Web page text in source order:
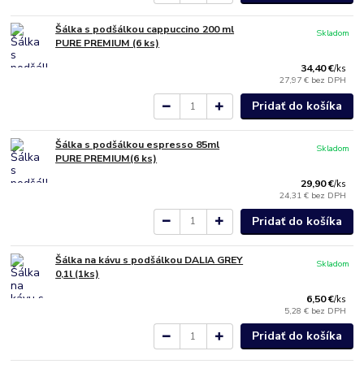
Šálka s podšálkou cappuccino 200 ml
PURE PREMIUM (6 ks)
34,40 €/ks
27,97 € bez DPH
Skladom
Pridať do košíka
Šálka s podšálkou espresso 85ml
PURE PREMIUM(6 ks)
29,90 €/ks
24,31 € bez DPH
Skladom
Pridať do košíka
Šálka na kávu s podšálkou DALIA GREY
0,1l (1ks)
6,50 €/ks
5,28 € bez DPH
Skladom
Pridať do košíka